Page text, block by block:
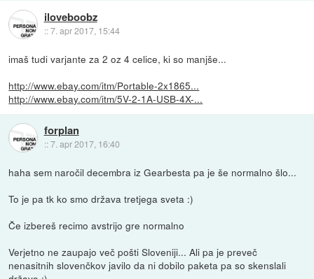
iloveboobz
::7. apr 2017, 15:44
imaš tudi varjante za 2 oz 4 celice, ki so manjše...
http://www.ebay.com/itm/Portable-2x1865...
http://www.ebay.com/itm/5V-2-1A-USB-4X-...
forplan
::7. apr 2017, 16:40
haha sem naročil decembra iz Gearbesta pa je še normalno šlo...
To je pa tk ko smo država tretjega sveta :)
Če izbereš recimo avstrijo gre normalno
Verjetno ne zaupajo več pošti Sloveniji... Ali pa je preveč
nenasitnih slovenčkov javilo da ni dobilo paketa pa so skenslali